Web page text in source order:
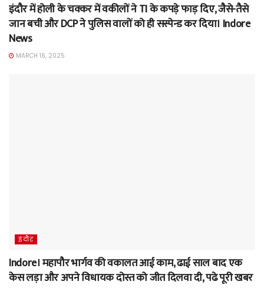
इंदौर में होली के चक्कर में वकीलों ने TI के कपड़े फाड़ दिए, जैसे-तैसे
जान बची और DCP ने पुलिस वालों को ही सस्पेन्ड कर दिया। Indore
News
MARCH 16, 2025
इंदौर
Indore। महापौर भार्गव की वकालत आई काम, ढाई साल बाद एक
केस लड़ा और अपने विधायक दोस्त को जीत दिलवा दी, पढे पूरी खबर